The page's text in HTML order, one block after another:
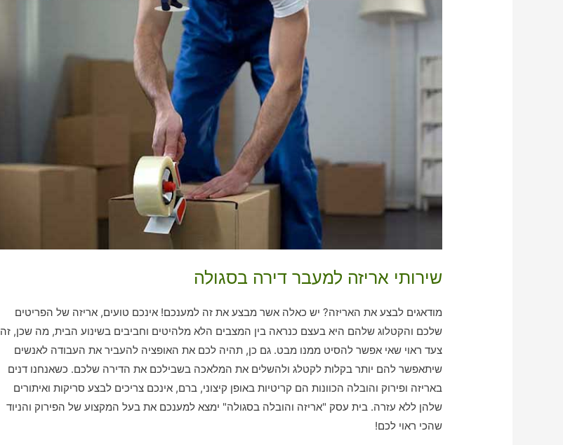
שירותי אריזה למעבר דירה בסגולה
מודאגים לבצע את האריזה? יש כאלה אשר מבצע את זה למענכם! אינכם טועים, אריזה של הפריטים
שלכם והקטלוג שלהם היא בעצם כנראה בין המצבים הלא מלהיטים וחביבים בשינוע הבית, מה שכן, זה
צעד ראוי שאי אפשר להסיט ממנו מבט. גם כן, תהיה לכם את האופציה להעביר את העבודה לאנשים
שיתאפשר להם יותר בקלות לקטלג ולהשלים את המלאכה בשבילכם את הדירה שלכם. כשאנחנו דנים
באריזה ופירוק והובלה הכוונות הם קריטיות באופן קיצוני, ברם, אינכם צריכים לבצע סריקות ואיתורים
שלהן ללא עזרה. בית עסק "אריזה והובלה בסגולה" ימצא למענכם את בעל המקצוע של הפירוק והניוד
שהכי ראוי לכם!